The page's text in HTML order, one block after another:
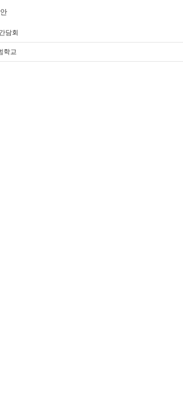
담회
학교